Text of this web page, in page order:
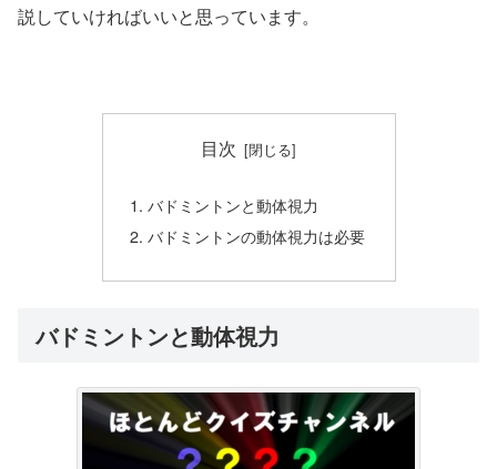
説していければいいと思っています。
目次
バドミントンと動体視力
バドミントンの動体視力は必要
バドミントンと動体視力